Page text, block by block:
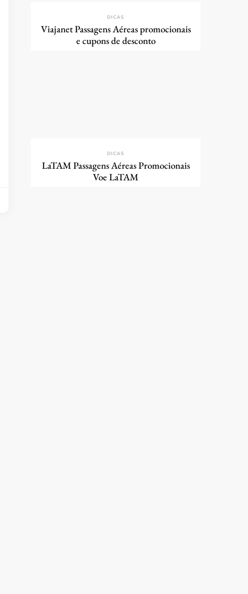
DICAS
Viajanet Passagens Aéreas promocionais
e cupons de desconto
DICAS
LaTAM Passagens Aéreas Promocionais
Voe LaTAM